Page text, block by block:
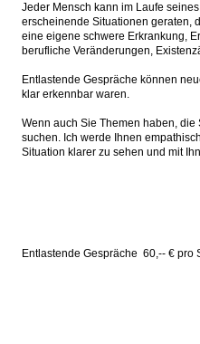
Jeder Mensch kann im Laufe
erscheinende Situationen geraten,
eine eigene schwere Erkrankung,
berufliche Veränderungen,
Entlastende Gespräche können
klar erkennbar waren.
Wenn auch Sie Themen haben,
suchen. Ich werde Ihnen
Situation klarer zu sehen und mit
Entlastende Gespräche 60,-- € pro